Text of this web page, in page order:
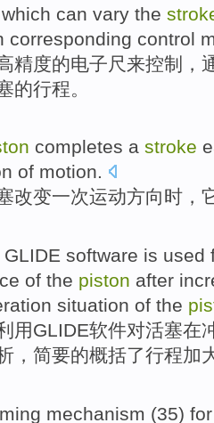
can vary the
corresponding control
精度的电子 尺来控制 ，
的行程。
completes a stroke
of motion.
改变一次运动方向时，
GLIDE software is used
of the piston after
situation of the
用GLIDE软件对活塞在
，简要的概括了行程加
mechanism (35) for